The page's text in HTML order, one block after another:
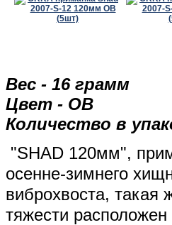
Вес - 16 грамм
Цвет - OB
Количество в
"SHAD 120мм",
осенне-зимнего
виброхвоста, такая
тяжести